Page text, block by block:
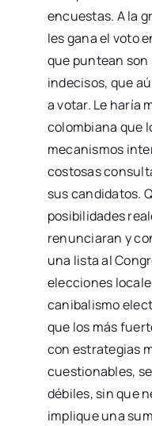
encuestas. A la
les gana el voto
que puntean son
indecisos, que
a votar. Le haría
colombiana que
mecanismos
costosas
sus candidatos.
posibilidades
renunciaran y
una lista al
elecciones
canibalismo
que los más
con estrategias
cuestionables,
débiles, sin que
implique una